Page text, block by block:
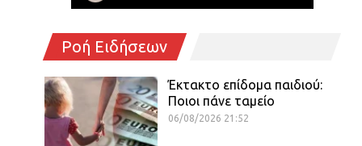
Ροή Ειδήσεων
Έκτακτο επίδομα παιδιού:
Ποιοι πάνε ταμείο
06/08/2026 21:52